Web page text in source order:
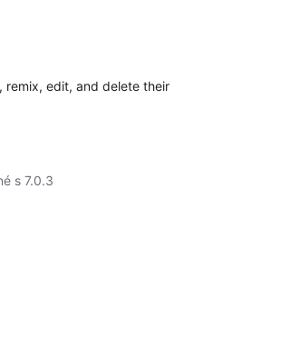
remix, edit, and delete their
s 7.0.3